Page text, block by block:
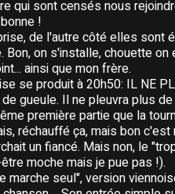
qui sont censés nous
!
de l'autre côté elles sont
on s'installe, chouette
ainsi que mon frère.
se produit à 20h50: IL NE
gueule. Il ne pleuvra plus de
première partie que la
réchauffé ça, mais bon
un fiancé. Mais non, le
moche mais je pue pas !).
marche seul", version